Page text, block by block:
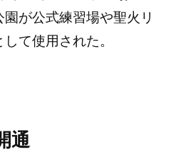
が公式練習場や聖火リ
て使用された。
通